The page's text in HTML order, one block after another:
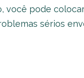
você pode
sérios